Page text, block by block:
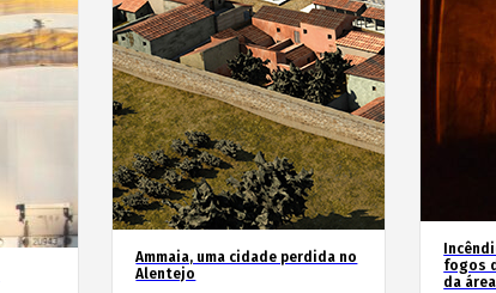
Ammaia, uma cidade perdida no
Alentejo
fogos
da